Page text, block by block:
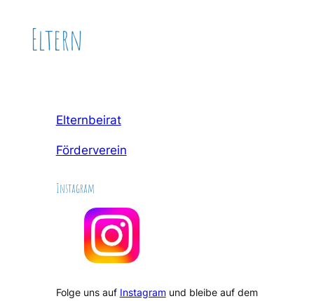
Eltern
Elternbeirat
Förderverein
Instagram
Folge uns auf Instagramund bleibe auf dem